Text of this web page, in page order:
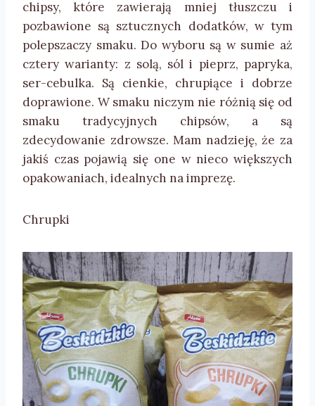
chipsy, które zawierają mniej tłuszczu i
pozbawione są sztucznych dodatków, w tym
polepszaczy smaku. Do wyboru są w sumie aż
cztery warianty: z solą, sól i pieprz, papryka,
ser-cebulka. Są cienkie, chrupiące i dobrze
doprawione. W smaku niczym nie różnią się od
smaku tradycyjnych chipsów, a są
zdecydowanie zdrowsze. Mam nadzieję, że za
jakiś czas pojawią się one w nieco większych
opakowaniach, idealnych na imprezę.
Chrupki